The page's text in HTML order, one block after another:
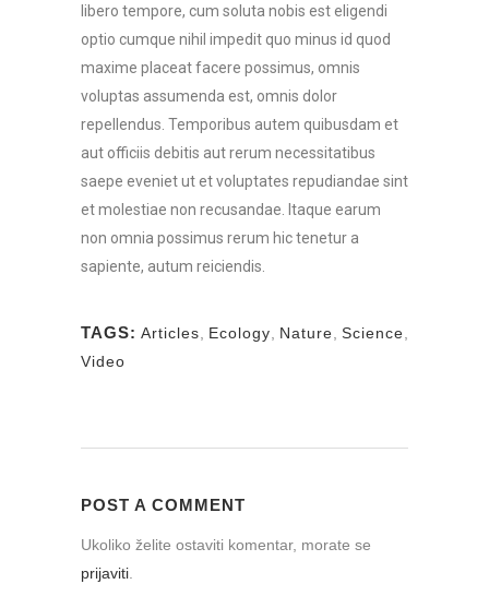
libero tempore, cum soluta nobis est eligendi
optio cumque nihil impedit quo minus id quod
maxime placeat facere possimus, omnis
voluptas assumenda est, omnis dolor
repellendus. Temporibus autem quibusdam et
aut officiis debitis aut rerum necessitatibus
saepe eveniet ut et voluptates repudiandae sint
et molestiae non recusandae. Itaque earum
non omnia possimus rerum hic tenetur a
sapiente, autum reiciendis.
TAGS: Articles Ecology Nature Science
Video
POST A COMMENT
Ukoliko želite ostaviti komentar, morate se
prijaviti